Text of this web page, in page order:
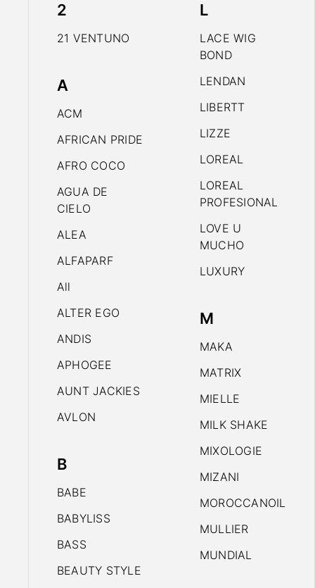
2
21 VENTUNO
A
ACM
AFRICAN PRIDE
AFRO COCO
AGUA DE
CIELO
ALEA
ALFAPARF
All
ALTER EGO
ANDIS
APHOGEE
AUNT JACKIES
AVLON
B
BABE
BABYLISS
BASS
BEAUTY STYLE
L
LACE WIG
BOND
LENDAN
LIBERTT
LIZZE
LOREAL
LOREAL
PROFESIONAL
LOVE U
MUCHO
LUXURY
M
MAKA
MATRIX
MIELLE
MILK SHAKE
MIXOLOGIE
MIZANI
MOROCCANOIL
MULLIER
MUNDIAL